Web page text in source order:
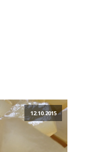
12.10.2015